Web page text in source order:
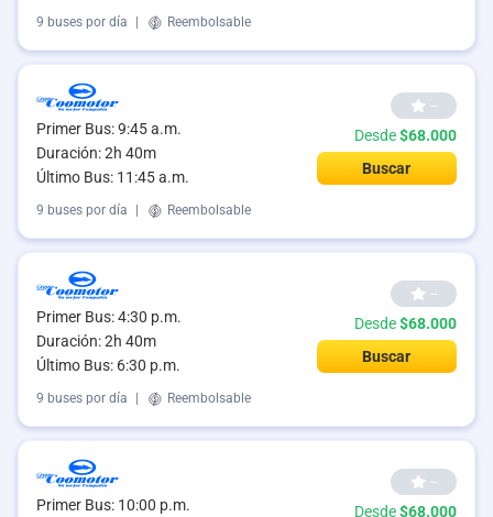
9 buses por día Reembolsable
Primer Bus: 9:45 a.m.
Duración: 2h 40m
Último Bus: 11:45 a.m.
--
Desde$68.000
Buscar
9 buses por día Reembolsable
Primer Bus: 4:30 p.m.
Duración: 2h 40m
Último Bus: 6:30 p.m.
--
Desde$68.000
Buscar
9 buses por día Reembolsable
Primer Bus: 10:00 p.m.
--
Desde$68.000